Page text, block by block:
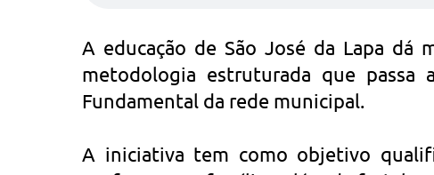
A educação de São José da Lapa
metodologia estruturada que passa
Fundamental da rede municipal.
A iniciativa tem como objetivo